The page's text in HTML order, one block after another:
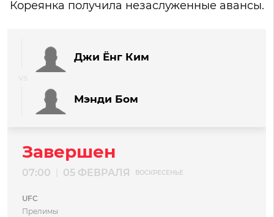
Кореянка получила незаслуженные авансы.
Джи Ёнг Ким
Мэнди Бом
Завершен
07:00 05 ФЕВРАЛЯ ВОСКРЕСЕНЬЕ
UFC
Прелимы